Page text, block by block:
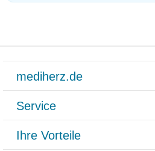
mediherz.de
Glossar
Häufig gestellte Fragen
Service
Rücksendemöglichkeit
Ihre Vorteile